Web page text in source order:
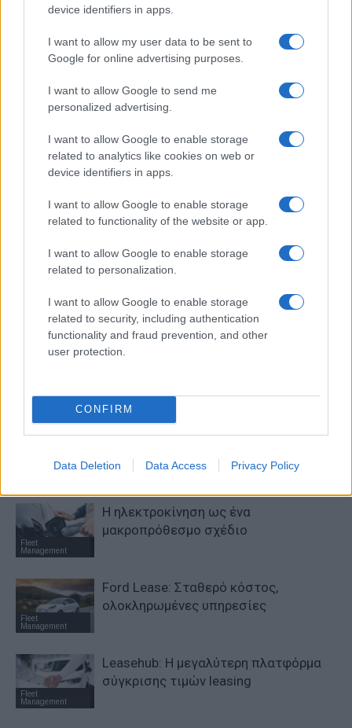
device identifiers in apps.
I want to allow my user data to be sent to
Google for online advertising purposes.
I want to allow Google to send me
personalized advertising.
I want to allow Google to enable storage
related to analytics like cookies on web or
device identifiers in apps.
I want to allow Google to enable storage
related to functionality of the website or app.
I want to allow Google to enable storage
related to personalization.
I want to allow Google to enable storage
related to security, including authentication
functionality and fraud prevention, and other
user protection.
CONFIRM
Data Deletion Data Access Privacy Policy
ΕΤΙΚΕΤΕΣ Jeep Compass Renegade
Προηγούμενο άρθρο
Skoda: Νέο υπερσύγχρονο
βαφείο στην Τσεχία
Hyundai IONIQ 5 N: Διάκριση
“Five-Star Car”
ΠΕΡΙΣΣΟΤΕΡΑ ΑΠΟ ΤΟΝ ΔΗΜΙΟΥΡΓΟ
Management
Ayvens: Iσχυρά περιθώρια κέρδους
Fleet
Management
Η ηλεκτροκίνηση ως ένα
μακροπρόθεσμο σχέδιο
Fleet
Management
Ford Lease: Σταθερό κόστος,
ολοκληρωμένες υπηρεσίες
Fleet
Management
Leasehub: Η μεγαλύτερη πλατφόρμα
σύγκρισης τιμών leasing